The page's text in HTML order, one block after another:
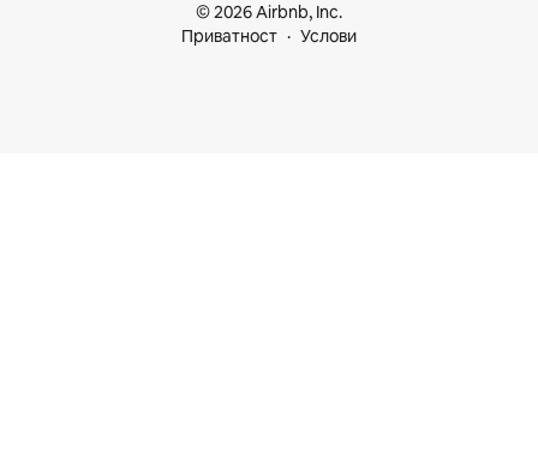
© 2026 Airbnb, Inc.
Приватност
Услови